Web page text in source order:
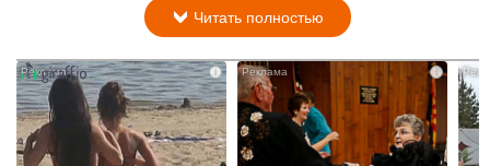
Читать полностью
i